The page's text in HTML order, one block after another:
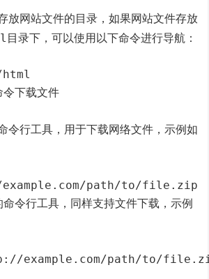
放网站文件的目录，如果网站文件存放
目录下，可以使用以下命令进行导航：
令下载文件
令行工具，用于下载网络文件，示例如
path/to/file.zip
命令行工具，同样支持文件下载，示例
example.com/path/to/